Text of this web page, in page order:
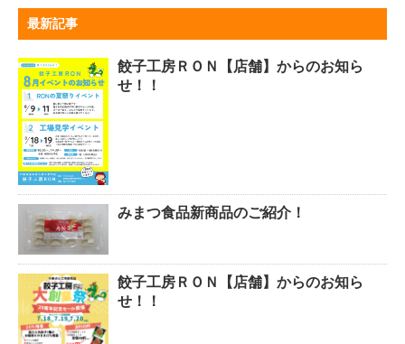
最新記事
餃子工房ＲＯＮ【店舗】からのお知ら
せ！！
みまつ食品新商品のご紹介！
餃子工房ＲＯＮ【店舗】からのお知ら
せ！！